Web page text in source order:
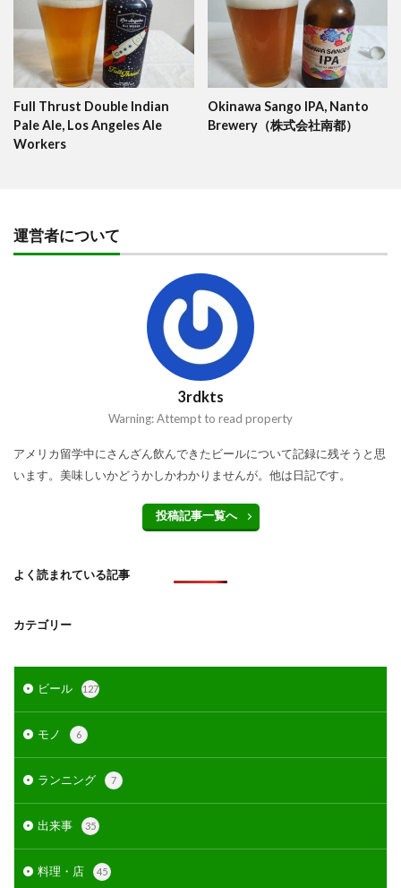
Full Thrust Double Indian
Pale Ale, Los Angeles Ale
Workers
Okinawa Sango IPA, Nanto
Brewery（株式会社南都）
運営者について
3rdkts
Warning: Attempt to read property
アメリカ留学中にさんざん飲んできたビールについて記録に残そうと思
います。美味しいかどうかしかわかりませんが。他は日記です。
投稿記事一覧へ
よく読まれている記事
カテゴリー
ビール 127
モノ 6
ランニング 7
出来事 35
料理・店 45